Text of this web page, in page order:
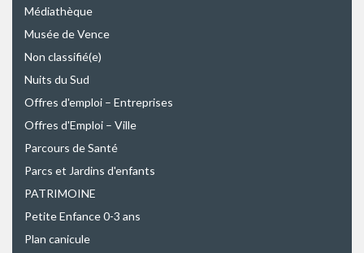
Médiathèque
Musée de Vence
Non classifié(e)
Nuits du Sud
Offres d'emploi – Entreprises
Offres d'Emploi – Ville
Parcours de Santé
Parcs et Jardins d'enfants
PATRIMOINE
Petite Enfance 0-3 ans
Plan canicule